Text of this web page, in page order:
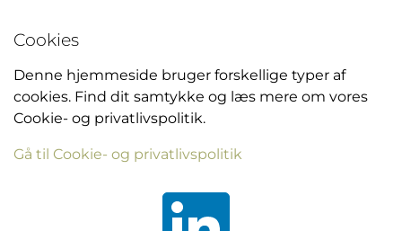
Cookies
Denne hjemmeside bruger forskellige typer af
cookies. Find dit samtykke og læs mere om vores
Cookie- og privatlivspolitik.
Gå til Cookie- og privatlivspolitik